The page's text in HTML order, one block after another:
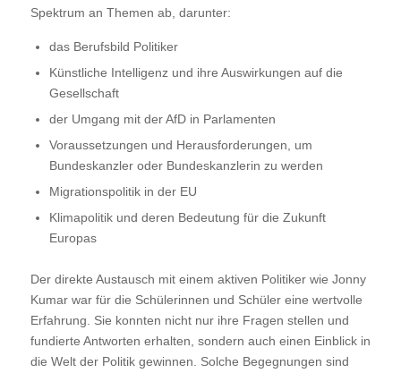
Spektrum an Themen ab, darunter:
das Berufsbild Politiker
Künstliche Intelligenz und ihre Auswirkungen auf die
Gesellschaft
der Umgang mit der AfD in Parlamenten
Voraussetzungen und Herausforderungen, um
Bundeskanzler oder Bundeskanzlerin zu werden
Migrationspolitik in der EU
Klimapolitik und deren Bedeutung für die Zukunft
Europas
Der direkte Austausch mit einem aktiven Politiker wie Jonny
Kumar war für die Schülerinnen und Schüler eine wertvolle
Erfahrung. Sie konnten nicht nur ihre Fragen stellen und
fundierte Antworten erhalten, sondern auch einen Einblick in
die Welt der Politik gewinnen. Solche Begegnungen sind